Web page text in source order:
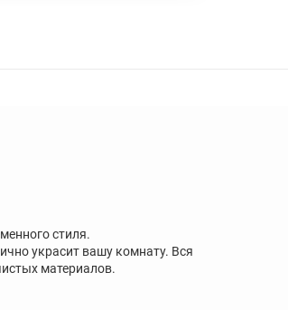
стиля.
украсит вашу комнату. Вся
материалов.